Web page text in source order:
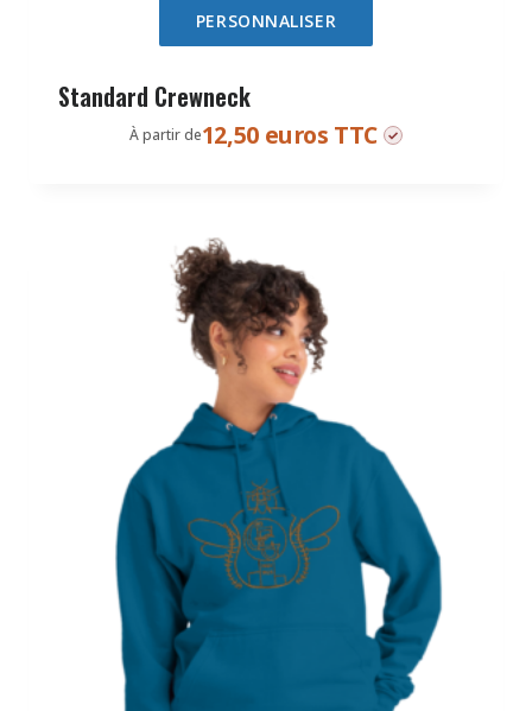
PERSONNALISER
Standard Crewneck
À partir de12,50 euros TTC